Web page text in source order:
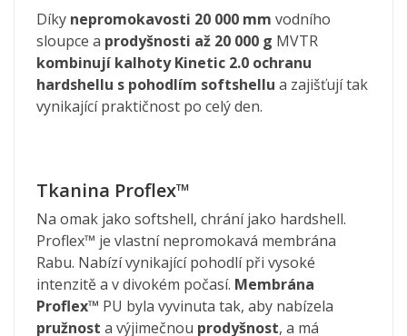
Díky nepromokavosti 20 000 mm vodního
sloupce a prodyšnosti až 20 000 g MVTR
kombinují kalhoty Kinetic 2.0 ochranu
hardshellu s pohodlím softshellu a zajišťují tak
vynikající praktičnost po celý den.
Tkanina Proflex™
Na omak jako softshell, chrání jako hardshell.
Proflex™ je vlastní nepromokavá membrána
Rabu. Nabízí vynikající pohodlí při vysoké
intenzitě a v divokém počasí. Membrána
Proflex™ PU byla vyvinuta tak, aby nabízela
pružnost a výjimečnou prodyšnost, a má